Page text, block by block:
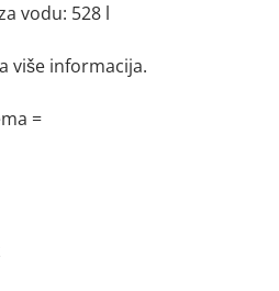
vodu: 528 l
više informacija.
=